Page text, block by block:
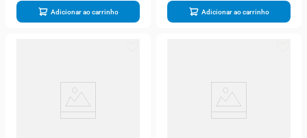
Adicionar ao carrinho Adicionar ao carrinho